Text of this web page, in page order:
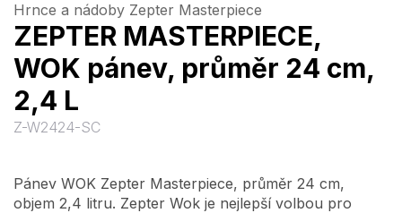
Hrnce a nádoby Zepter Masterpiece
ZEPTER MASTERPIECE,
WOK pánev, průměr 24 cm,
2,4 L
Z-W2424-SC
Pánev WOK Zepter Masterpiece, průměr 24 cm,
objem 2,4 litru. Zepter Wok je nejlepší volbou pro